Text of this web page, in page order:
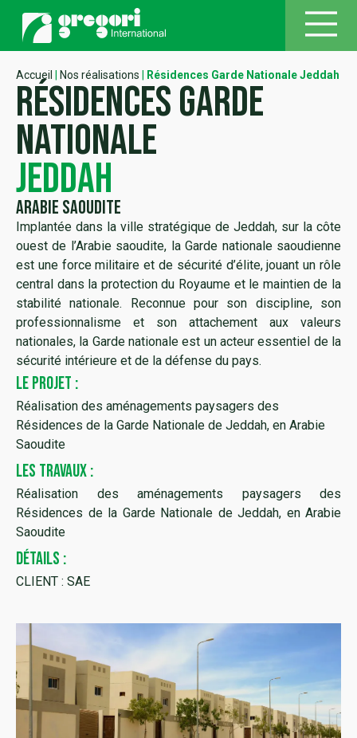
Accueil Nos réalisations Résidences Garde Nationale Jeddah
Résidences Garde
Nationale
jeddah
Arabie Saoudite
Implantée dans la ville stratégique de Jeddah, sur la côte
ouest de l’Arabie saoudite, la Garde nationale saoudienne
est une force militaire et de sécurité d’élite, jouant un rôle
central dans la protection du Royaume et le maintien de la
stabilité nationale. Reconnue pour son discipline, son
professionnalisme et son attachement aux valeurs
nationales, la Garde nationale est un acteur essentiel de la
sécurité intérieure et de la défense du pays.
LE PROJET :
Réalisation des aménagements paysagers des
Résidences de la Garde Nationale de Jeddah, en Arabie
Saoudite
LES TRAVAUX :
Réalisation des aménagements paysagers des
Résidences de la Garde Nationale de Jeddah, en Arabie
Saoudite
DÉTAILS :
CLIENT : SAE